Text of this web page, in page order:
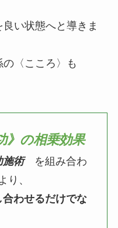
い状態へと導きま
〈こころ〉も
》の相乗効果
施術を組み合わ
り、
合わせるだけでな